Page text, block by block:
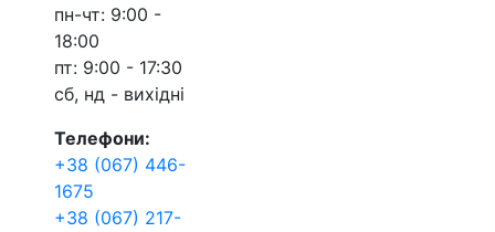
пн-чт: 9:00 -
18:00
пт: 9:00 - 17:30
сб, нд - вихідні
Телефони:
+38 (067) 446-
1675
+38 (067) 217-